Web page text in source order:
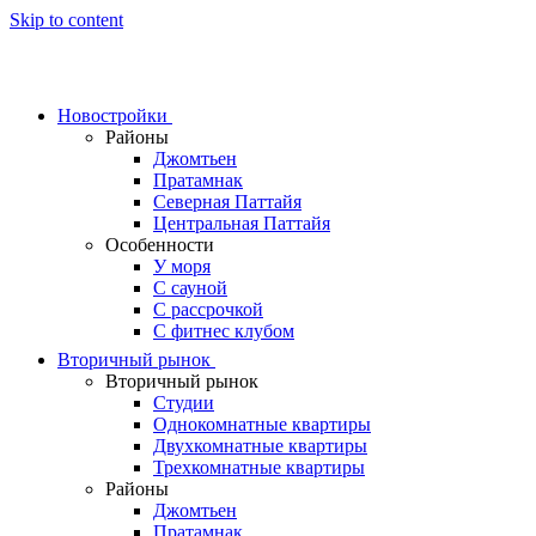
Skip to content
Новостройки
Районы
Джомтьен
Пратамнак
Северная Паттайя
Центральная Паттайя
Особенности
У моря
С сауной
С рассрочкой
С фитнес клубом
Вторичный рынок
Вторичный рынок
Студии
Однокомнатные квартиры
Двухкомнатные квартиры
Трехкомнатные квартиры
Районы
Джомтьен
Пратамнак